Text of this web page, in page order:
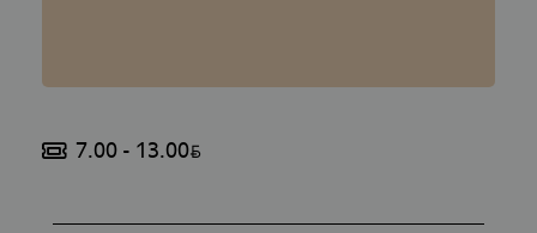
7.00 - 13.00BYN